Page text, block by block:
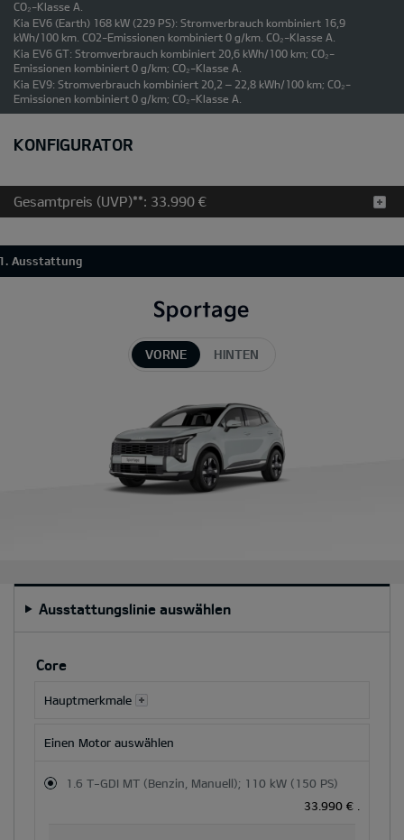
CO₂-Klasse A.
Kia EV6 (Earth) 168 kW (229 PS): Stromverbrauch kombiniert 16,9
kWh/100 km. CO2-Emissionen kombiniert 0 g/km. CO₂-Klasse A.
Kia EV6 GT: Stromverbrauch kombiniert 20,6 kWh/100 km; CO₂-
Emissionen kombiniert 0 g/km; CO₂-Klasse A.
Kia EV9: Stromverbrauch kombiniert 20,2 – 22,8 kWh/100 km; CO₂-
Emissionen kombiniert 0 g/km; CO₂-Klasse A.
KONFIGURATOR
Gesamtpreis (UVP)**: 33.990 €
Ausstattung
VORNE HINTEN
Ausstattungslinie auswählen
Auswahl
Besatz-
Farboption
Core
Hauptmerkmale
Einen Motor auswählen
1.6 T-GDI MT (Benzin, Manuell); 110 kW (150 PS)
33.990 €